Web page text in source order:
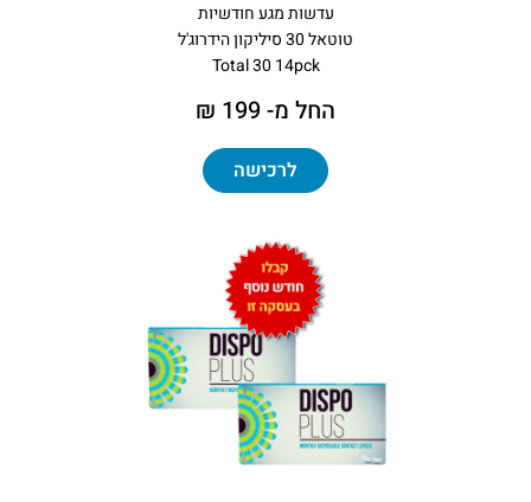
עדשות מגע חודשיות
טוטאל 30 סיליקון הידרוג'ל
Total 30 14pck
החל מ- 199 ₪
לרכישה